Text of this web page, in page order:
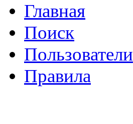
Главная
Поиск
Пользователи
Правила